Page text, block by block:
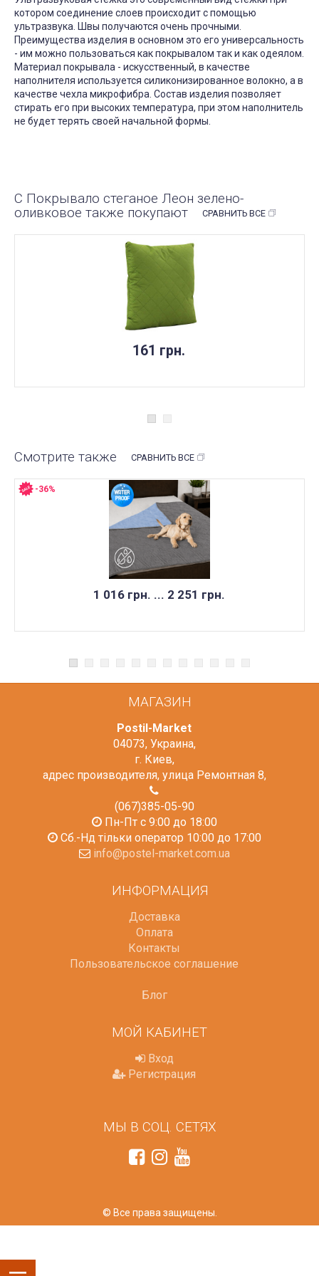
котором соединение слоев происходит с помощью
ультразвука. Швы получаются очень прочными.
Преимущества изделия в основном это его универсальность
- им можно пользоваться как покрывалом так и как одеялом.
Материал покрывала - искусственный, в качестве
наполнителя используется силиконизированное волокно, а в
качестве чехла микрофибра. Состав изделия позволяет
стирать его при высоких температура, при этом наполнитель
не будет терять своей начальной формы.
С Покрывало стеганое Леон зелено-
оливковое также покупают
СРАВНИТЬ ВСЕ
161 грн.
Смотрите также СРАВНИТЬ ВСЕ
1 016 грн. ... 2 251 грн.
-36%
МАГАЗИН
Postil-Market
04073, Украина,
г. Киев,
адрес производителя, улица Ремонтная 8,
(067)385-05-90
Пн-Пт с 9:00 до 18:00
Сб.-Нд тільки оператор 10:00 до 17:00
info@postel-market.com.ua
ИНФОРМАЦИЯ
Доставка
Оплата
Контакты
Пользовательское соглашение
Блог
МОЙ КАБИНЕТ
Вход
Регистрация
МЫ В СОЦ. СЕТЯХ
© Все права защищены.